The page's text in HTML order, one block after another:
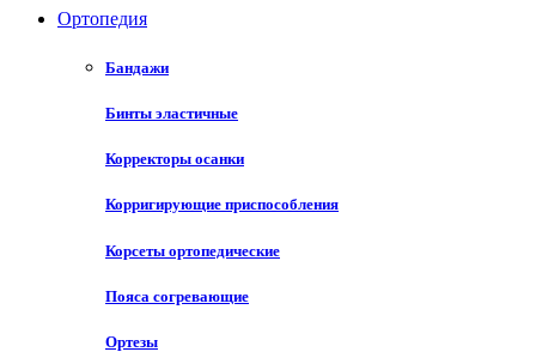
Ортопедия
Бандажи
Бинты эластичные
Корректоры осанки
Корригирующие приспособления
Корсеты ортопедические
Пояса согревающие
Ортезы